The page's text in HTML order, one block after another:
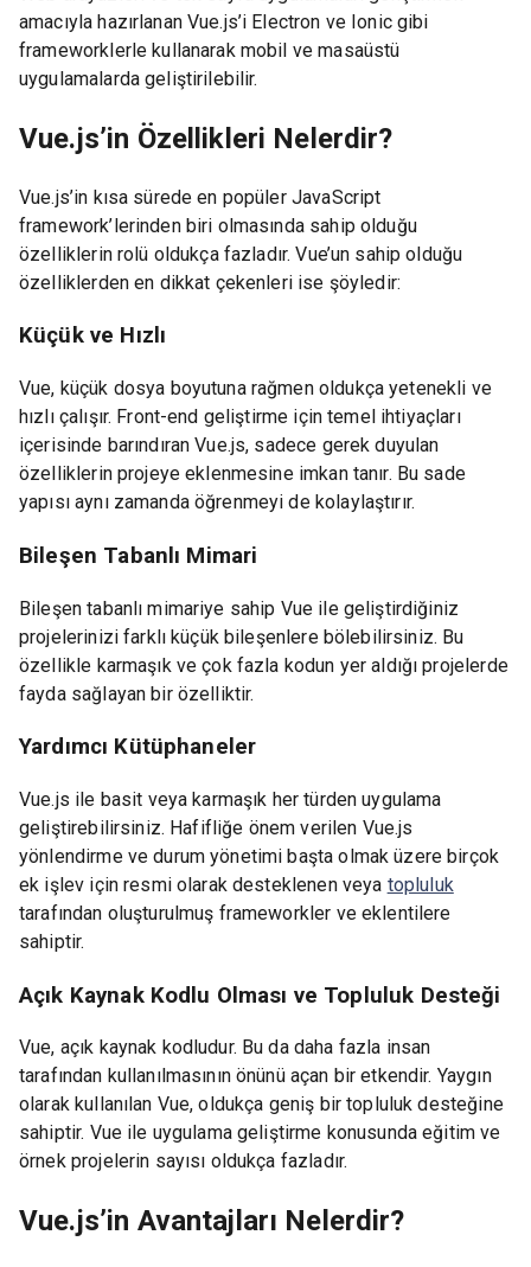
amacıyla hazırlanan Vue.js’i Electron ve Ionic gibi
frameworklerle kullanarak mobil ve masaüstü
uygulamalarda geliştirilebilir.
Vue.js’in Özellikleri Nelerdir?
Vue.js’in kısa sürede en popüler JavaScript
framework’lerinden biri olmasında sahip olduğu
özelliklerin rolü oldukça fazladır. Vue’un sahip olduğu
özelliklerden en dikkat çekenleri ise şöyledir:
Küçük ve Hızlı
Vue, küçük dosya boyutuna rağmen oldukça yetenekli ve
hızlı çalışır. Front-end geliştirme için temel ihtiyaçları
içerisinde barındıran Vue.js, sadece gerek duyulan
özelliklerin projeye eklenmesine imkan tanır. Bu sade
yapısı aynı zamanda öğrenmeyi de kolaylaştırır.
Bileşen Tabanlı Mimari
Bileşen tabanlı mimariye sahip Vue ile geliştirdiğiniz
projelerinizi farklı küçük bileşenlere bölebilirsiniz. Bu
özellikle karmaşık ve çok fazla kodun yer aldığı projelerde
fayda sağlayan bir özelliktir.
Yardımcı Kütüphaneler
Vue.js ile basit veya karmaşık her türden uygulama
geliştirebilirsiniz. Hafifliğe önem verilen Vue.js
yönlendirme ve durum yönetimi başta olmak üzere birçok
ek işlev için resmi olarak desteklenen veya topluluk
tarafından oluşturulmuş frameworkler ve eklentilere
sahiptir.
Açık Kaynak Kodlu Olması ve Topluluk Desteği
Vue, açık kaynak kodludur. Bu da daha fazla insan
tarafından kullanılmasının önünü açan bir etkendir. Yaygın
olarak kullanılan Vue, oldukça geniş bir topluluk desteğine
sahiptir. Vue ile uygulama geliştirme konusunda eğitim ve
örnek projelerin sayısı oldukça fazladır.
Vue.js’in Avantajları Nelerdir?